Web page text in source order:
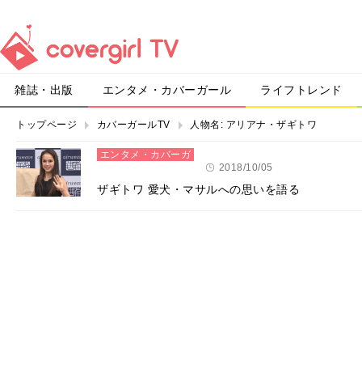
雑誌・出版 エンタメ・カバーガール ライフトレンド
トップページ カバーガールTV 人物名: アリアナ・ザギトワ
エンタメ・カバーガ
2018/10/05
ザギトワ 愛犬・マサルへの思いを語る